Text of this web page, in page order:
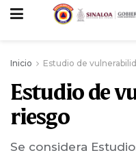
Inicio Estudio de
Estudio de
riesgo
Se considera